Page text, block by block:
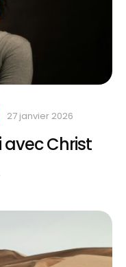
27 janvier 2026
avec Christ